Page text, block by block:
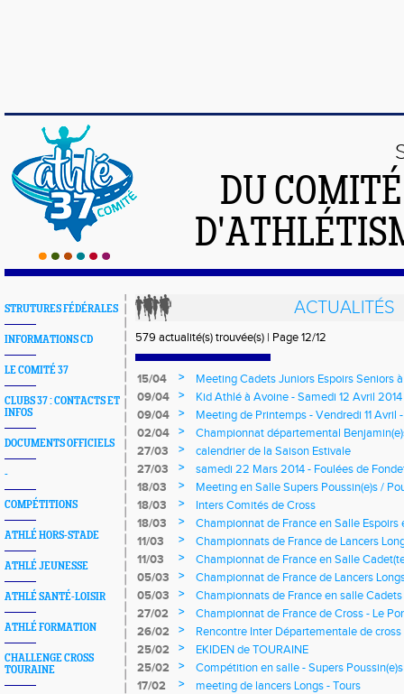
DU
STRUTURES FÉDÉRALES
INFORMATIONS CD
LE COMITÉ 37
CLUBS 37 : CONTACTS ET
INFOS
DOCUMENTS OFFICIELS
-
COMPÉTITIONS
ATHLÉ HORS-STADE
ATHLÉ JEUNESSE
ATHLÉ SANTÉ-LOISIR
ATHLÉ FORMATION
CHALLENGE CROSS
TOURAINE
ACTUALITÉS
579 actualité(s) trouvée(s) | Page 12/12
15/04 >
Meeting Cadets Juniors Espoirs Seniors
09/04
>
Kid Athlé à Avoine - Samedi 12 Avril 2014
09/04
>
Meeting de Printemps - Vendredi 11 Avril
02/04
>
Championnat départemental
27/03
>
calendrier de la Saison Estivale
27/03
>
samedi 22 Mars 2014 - Foulées de
18/03
>
Meeting en Salle Supers Poussin(e)s /
Corps
18/03 >
Inters Comités de Cross
18/03
>
Championnat de France en Salle Espoirs
11/03
>
Championnats de France de Lancers
11/03
>
Championnat de France en Salle
05/03
>
Championnat de France de Lancers
05/03
>
Championnats de France en salle
27/02
>
Championnat de France de Cross - Le
2014
26/02 >
Rencontre Inter Départementale de
2014
25/02 >
EKIDEN de TOURAINE
25/02
>
Compétition en salle - Supers
17/02
>
meeting de lancers Longs - Tours